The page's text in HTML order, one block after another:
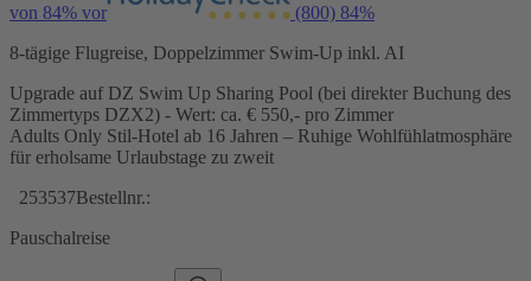
von 84% vor (800) 84%
8-tägige Flugreise, Doppelzimmer Swim-Up inkl. AI
Upgrade auf DZ Swim Up Sharing Pool (bei direkter Buchung des
Zimmertyps DZX2) - Wert: ca. € 550,- pro Zimmer
Adults Only Stil-Hotel ab 16 Jahren – Ruhige Wohlfühlatmosphäre
für erholsame Urlaubstage zu zweit
253537Bestellnr.:
Pauschalreise